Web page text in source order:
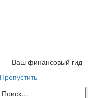
Ваш финансовый гид
Пропустить